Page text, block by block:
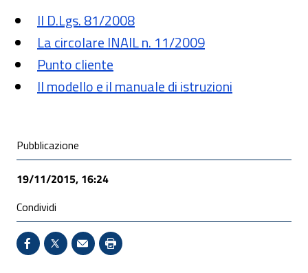
Il D.Lgs. 81/2008
La circolare INAIL n. 11/2009
Punto cliente
Il modello e il manuale di istruzioni
Condivisione social
Pubblicazione
19/11/2015, 16:24
Condividi
Condividi su Facebook - Sito esterno - Apertura in
X - Sito esterno - Apertura in nuova finestra
Invio Mail: apre il programma di posta
Stampa pagina: scelta meno